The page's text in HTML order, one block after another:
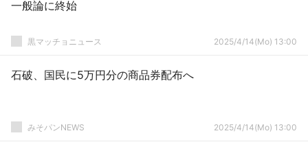
一般論に終始
黒マッチョニュース 2025/4/14(Mo) 13:00
石破、国民に5万円分の商品券配布へ
みそパンNEWS 2025/4/14(Mo) 13:00